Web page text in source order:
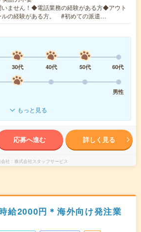
ません！◆電話業務の経験がある方◆アウト
ルの経験がある方。 #初めての派遣…
30代 40代 50代
60代
男性
もっと見る
応募へ進む 詳しく見る
社 株式会社スタッフサービス
給2000円＊海外向け発注業